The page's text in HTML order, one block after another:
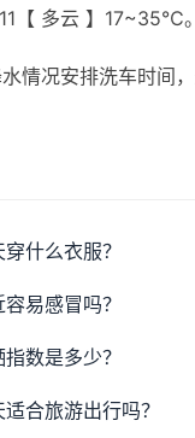
多云 】17~35℃。
情况安排洗车时间
什么衣服？
易感冒吗？
数是多少？
合旅游出行吗？